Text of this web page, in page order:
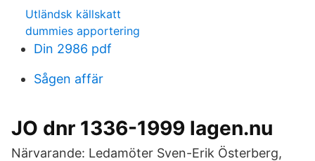
Utländsk källskatt
dummies apportering
Din 2986 pdf
Sågen affär
JO dnr 1336-1999 lagen.nu
Närvarande: Ledamöter Sven-Erik Österberg,